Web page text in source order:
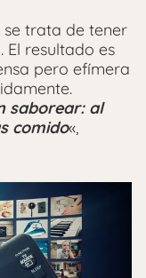
se trata de tener
El resultado es
pero efímera
saborear: al
comido«,